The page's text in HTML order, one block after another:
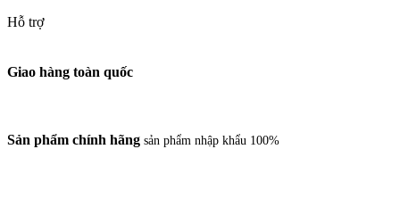
Hỗ trợ
Giao hàng toàn quốc
Sản phẩm chính hãng sản phẩm nhập khẩu 100%